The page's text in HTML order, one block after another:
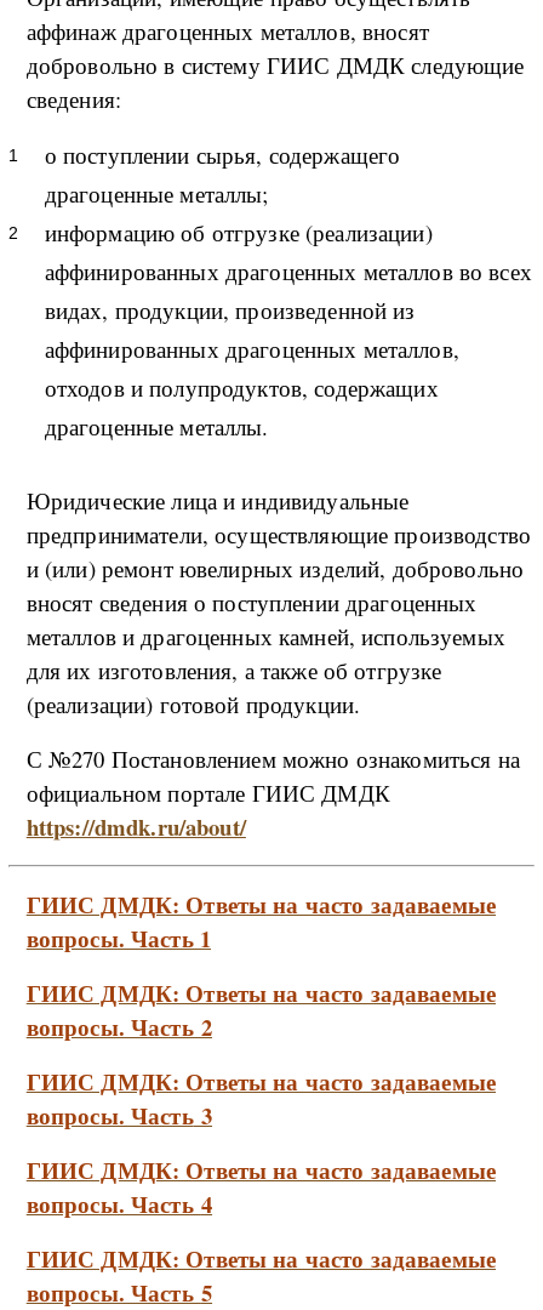
аффинаж драгоценных металлов, вносят
добровольно в систему ГИИС ДМДК следующие
сведения:
о поступлении сырья, содержащего
драгоценные металлы;
информацию об отгрузке (реализации)
аффинированных драгоценных металлов во всех
видах, продукции, произведенной из
аффинированных драгоценных металлов,
отходов и полупродуктов, содержащих
драгоценные металлы.
Юридические лица и индивидуальные
предприниматели, осуществляющие производство
и (или) ремонт ювелирных изделий, добровольно
вносят сведения о поступлении драгоценных
металлов и драгоценных камней, используемых
для их изготовления, а также об отгрузке
(реализации) готовой продукции.
С №270 Постановлением можно ознакомиться на
официальном портале ГИИС ДМДК
https://dmdk.ru/about/
ГИИС ДМДК: Ответы на часто задаваемые
вопросы. Часть 1
ГИИС ДМДК: Ответы на часто задаваемые
вопросы. Часть 2
ГИИС ДМДК: Ответы на часто задаваемые
вопросы. Часть3
ГИИС ДМДК: Ответы на часто задаваемые
вопросы. Часть 4
ГИИС ДМДК: Ответы на часто задаваемые
вопросы. Часть 5